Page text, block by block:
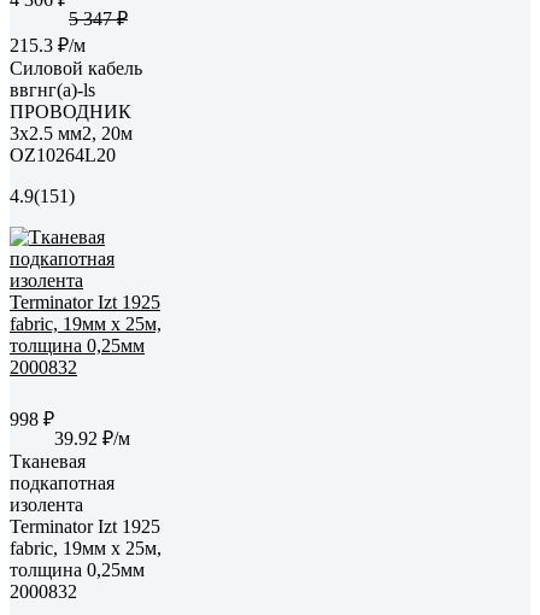
5 347 ₽
215.3 ₽/м
Силовой кабель
ввгнг(a)-ls
ПРОВОДНИК
3x2.5 мм2, 20м
OZ10264L20
4.9(151)
998 ₽
39.92 ₽/м
Тканевая
подкапотная
изолента
Terminator Izt 1925
fabric, 19мм х 25м,
толщина 0,25мм
2000832